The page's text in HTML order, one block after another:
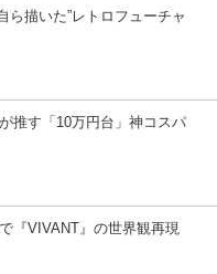
描いた”レトロフューチャ
推す「10万円台」神コスパ
『VIVANT』の世界観再現